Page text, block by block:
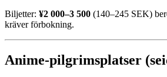
Biljetter: ¥2 000–3 500 (140–245 SEK)
kräver förbokning.
Anime-pilgrimsplatser